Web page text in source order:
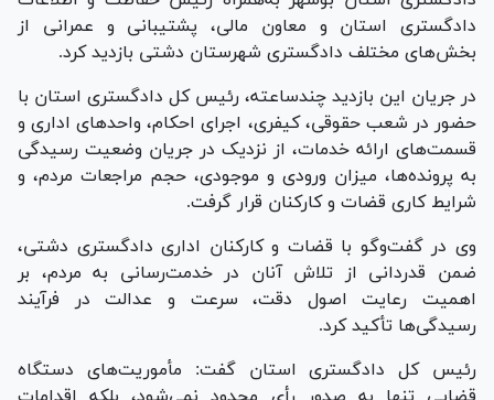
دادگستری استان و معاون مالی، پشتیبانی و عمرانی از
بخش‌های مختلف دادگستری شهرستان دشتی بازدید کرد.
در جریان این بازدید چندساعته، رئیس کل دادگستری استان با
حضور در شعب حقوقی، کیفری، اجرای احکام، واحد‌های اداری و
قسمت‌های ارائه خدمات، از نزدیک در جریان وضعیت رسیدگی
به پرونده‌ها، میزان ورودی و موجودی، حجم مراجعات مردم، و
شرایط کاری قضات و کارکنان قرار گرفت.
وی در گفت‌و‌گو با قضات و کارکنان اداری دادگستری دشتی،
ضمن قدردانی از تلاش آنان در خدمت‌رسانی به مردم، بر
اهمیت رعایت اصول دقت، سرعت و عدالت در فرآیند
رسیدگی‌ها تأکید کرد.
رئیس کل دادگستری استان گفت: مأموریت‌های دستگاه